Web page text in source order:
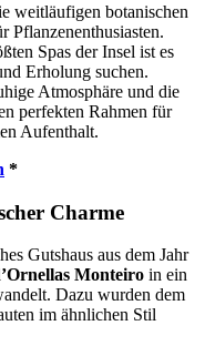
weitläufigen botanischen
Pflanzenenthusiasten.
Spas der Insel ist es
Erholung suchen.
Atmosphäre und die
perfekten Rahmen für
Aufenthalt.
*
Charme
Gutshaus aus dem Jahr
Monteiro in ein
Dazu wurden dem
im ähnlichen Stil